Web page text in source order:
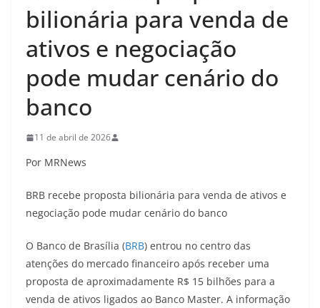
bilionária para venda de
ativos e negociação
pode mudar cenário do
banco
11 de abril de 2026
Por MRNews
BRB recebe proposta bilionária para venda de ativos e
negociação pode mudar cenário do banco
O Banco de Brasília (BRB) entrou no centro das
atenções do mercado financeiro após receber uma
proposta de aproximadamente R$ 15 bilhões para a
venda de ativos ligados ao Banco Master. A informação